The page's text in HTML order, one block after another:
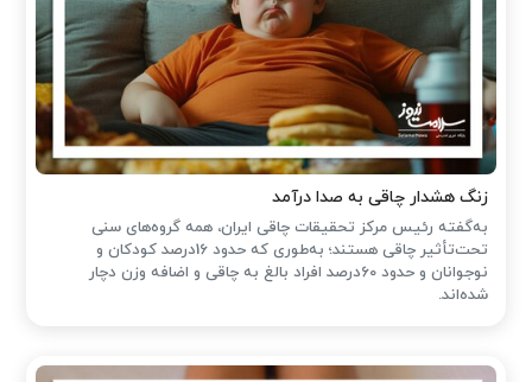
زنگ هشدار چاقی به صدا درآمد
به‌گفته رئیس مرکز تحقیقات چاقی ایران، همه گروه‌های سنی
تحت‌تأثیر چاقی هستند؛ به‌طوری که حدود 16درصد کودکان و
نوجوانان و حدود 60درصد افراد بالغ به چاقی و اضافه وزن دچار
شده‌اند.